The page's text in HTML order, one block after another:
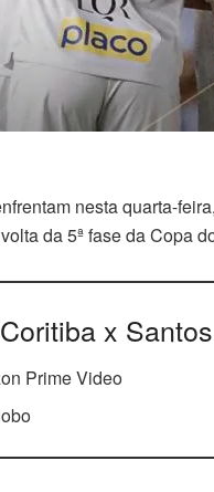
nesta quarta-
da 5ª fase da Copa
x Santos
Prime Video